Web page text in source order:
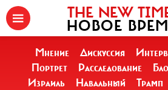
THE NEW
НОВОЕ
Мнение Дискуссия
Портрет
Расследование
Израиль
Навальный Трамп